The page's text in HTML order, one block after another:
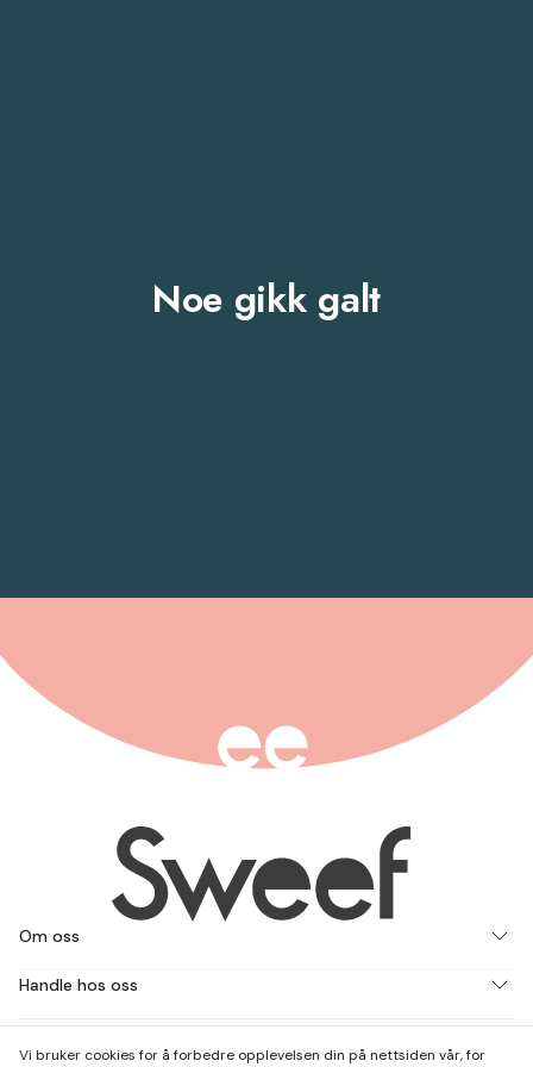
Noe gikk galt
Om oss
Handle hos oss
Jobb med oss
Vi bruker cookies for å forbedre opplevelsen din på nettsiden vår, for